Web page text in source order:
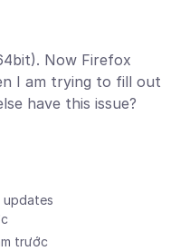
Now Firefox
I am trying to fill out
have this issue?
updates
trước